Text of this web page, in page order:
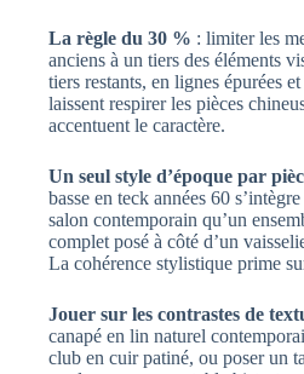
La règle du 30 % : limiter les
anciens à un tiers des éléments
tiers restants, en lignes épurées
laissent respirer les pièces
accentuent le caractère.
Un seul style d’époque par
basse en teck années 60
salon contemporain qu’un
complet posé à côté d’un
La cohérence stylistique prime
Jouer sur les contrastes de
canapé en lin naturel
club en cuir patiné, ou poser un